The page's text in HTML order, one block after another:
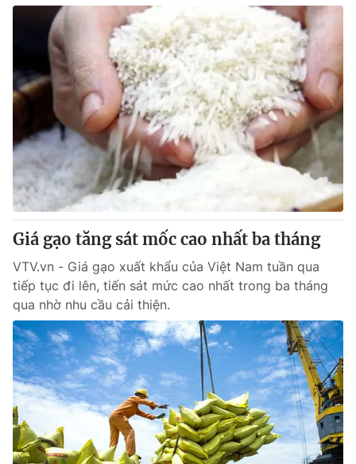
Hậu trường
Nhân vật
Khán giả
Giải sao mai
Điện ảnh
Âm nhạc
Sao
Đời sống
Du lịch
Làm đẹp
Chất lượng cuộc sống
Giáo dục
Tuyển sinh
Học trực tuyến
Công nghệ
Hitech Công nghệ tương lai
Sản phẩm
Thị trường
Giao lưu trực tuyến
Lịch phát sóng
Chuyên mục khác
Emagazine
Photo Infographic
Video Shorts video
VTV Money VTV Thể thao
Giá gạo tăng sát mốc cao nhất ba tháng
VTV.vn - Giá gạo xuất khẩu của Việt Nam tuần qua
tiếp tục đi lên, tiến sát mức cao nhất trong ba tháng
qua nhờ nhu cầu cải thiện.